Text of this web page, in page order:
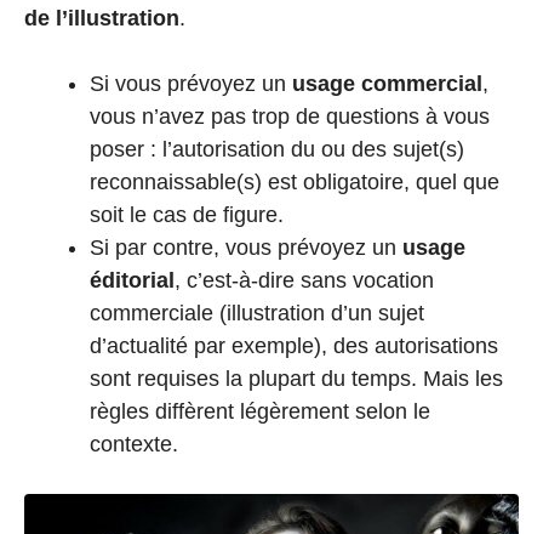
de l’illustration.
Si vous prévoyez un usage commercial ,
vous n’avez pas trop de questions à vous
poser : l’autorisation du ou des sujet(s)
reconnaissable(s) est obligatoire, quel que
soit le cas de figure.
Si par contre, vous prévoyez un usage
éditorial , c’est-à-dire sans vocation
commerciale (illustration d’un sujet
d’actualité par exemple), des autorisations
sont requises la plupart du temps. Mais les
règles diffèrent légèrement selon le
contexte.